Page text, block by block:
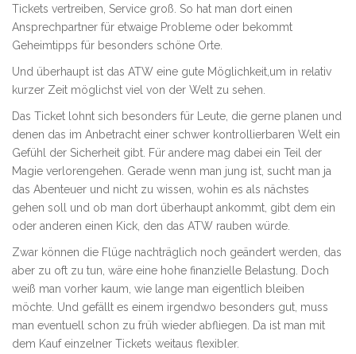
Tickets vertreiben, Service groß. So hat man dort einen
Ansprechpartner für etwaige Probleme oder bekommt
Geheimtipps für besonders schöne Orte.
Und überhaupt ist das ATW eine gute Möglichkeit,um in relativ
kurzer Zeit möglichst viel von der Welt zu sehen.
Das Ticket lohnt sich besonders für Leute, die gerne planen und
denen das im Anbetracht einer schwer kontrollierbaren Welt ein
Gefühl der Sicherheit gibt. Für andere mag dabei ein Teil der
Magie verlorengehen. Gerade wenn man jung ist, sucht man ja
das Abenteuer und nicht zu wissen, wohin es als nächstes
gehen soll und ob man dort überhaupt ankommt, gibt dem ein
oder anderen einen Kick, den das ATW rauben würde.
Zwar können die Flüge nachträglich noch geändert werden, das
aber zu oft zu tun, wäre eine hohe finanzielle Belastung. Doch
weiß man vorher kaum, wie lange man eigentlich bleiben
möchte. Und gefällt es einem irgendwo besonders gut, muss
man eventuell schon zu früh wieder abfliegen. Da ist man mit
dem Kauf einzelner Tickets weitaus flexibler.